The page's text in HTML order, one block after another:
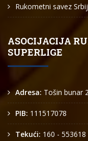
Rukometni savez
ASOCIJACIJA
SUPERLIGE
Adresa: Tošin bunar
PIB: 111517078
Tekući: 160 - 553618